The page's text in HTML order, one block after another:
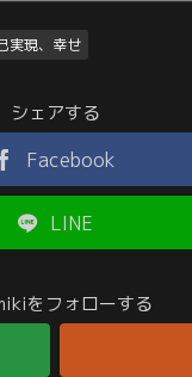
実現、幸せ
シェアする
Facebook
LINE
をフォローする